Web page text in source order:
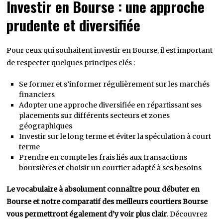
Investir en Bourse : une approche
prudente et diversifiée
Pour ceux qui souhaitent investir en Bourse, il est important
de respecter quelques principes clés :
Se former et s’informer régulièrement sur les marchés
financiers
Adopter une approche diversifiée en répartissant ses
placements sur différents secteurs et zones
géographiques
Investir sur le long terme et éviter la spéculation à court
terme
Prendre en compte les frais liés aux transactions
boursières et choisir un courtier adapté à ses besoins
Le vocabulaire à absolument connaître pour débuter en
Bourse et notre comparatif des meilleurs courtiers Bourse
vous permettront également d’y voir plus clair. Découvrez